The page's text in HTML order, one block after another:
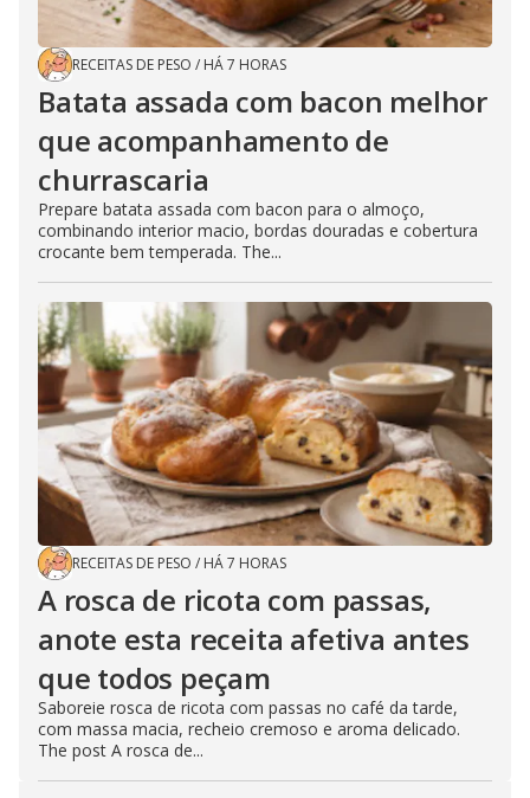
RECEITAS DE PESO / HÁ 7 HORAS
Batata assada com bacon melhor
que acompanhamento de
churrascaria
Prepare batata assada com bacon para o almoço,
combinando interior macio, bordas douradas e cobertura
crocante bem temperada. The...
RECEITAS DE PESO / HÁ 7 HORAS
A rosca de ricota com passas,
anote esta receita afetiva antes
que todos peçam
Saboreie rosca de ricota com passas no café da tarde,
com massa macia, recheio cremoso e aroma delicado.
The post A rosca de...